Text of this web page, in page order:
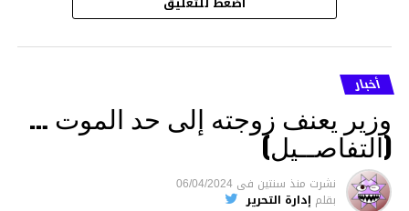
أخبار
وزير يعنف زوجته إلى حد الموت …
(التفاصــيل)
نشرت منذ سنتين فى 06/04/2024
بقلم إدارة التحرير